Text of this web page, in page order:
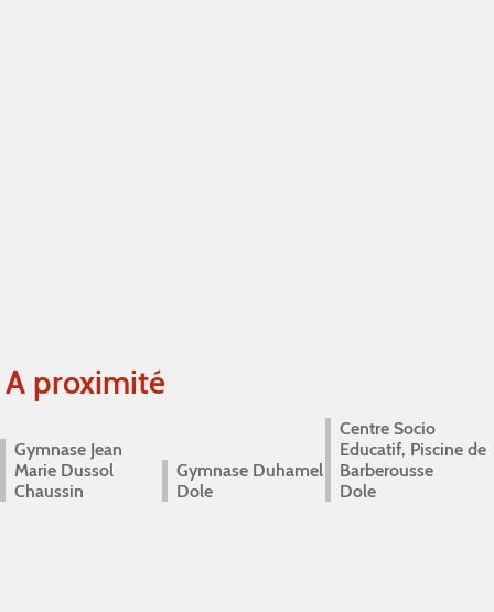
A proximité
Gymnase Jean
Marie Dussol
Chaussin
Gymnase Duhamel
Dole
Centre Socio
Educatif, Piscine de
Barberousse
Dole